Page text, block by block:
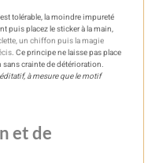
tolérable, la moindre impureté
puis placez le sticker à la main,
un chiffon puis la magie
. Ce principe ne laisse pas place
sans crainte de détérioration.
à mesure que le motif
et de